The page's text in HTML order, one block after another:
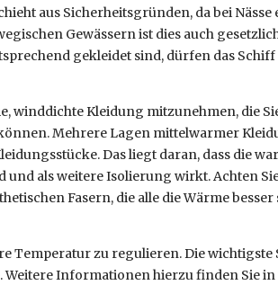
aus Sicherheitsgründen, da bei Nässe
Gewässern ist dies auch
gekleidet sind, dürfen das
winddichte Kleidung mitzunehmen, die
Mehrere Lagen mittelwarmer
Das liegt daran, dass die
und als weitere Isolierung wirkt. Achten
Fasern, die alle die Wärme
Temperatur zu regulieren. Die wichtigste
Weitere Informationen hierzu finden Sie